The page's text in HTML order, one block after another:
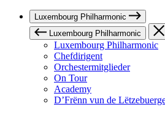
Luxembourg Philharmonic
Luxembourg Philharmonic
Luxembourg Philharmonic
Chefdirigent
Orchestermitglieder
On Tour
Academy
D’Frënn vun de